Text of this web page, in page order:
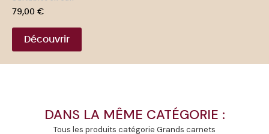
Prix
79,00 €
Découvrir
DANS LA MÊME CATÉGORIE :
Tous les produits catégorie Grands carnets